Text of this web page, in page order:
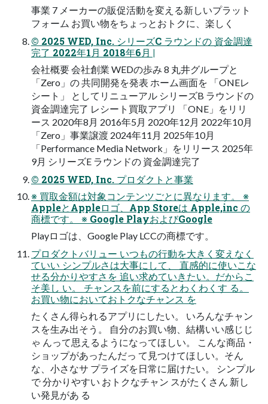
事業 7 メーカーの販促活動を変える新しいプラット
フォーム お買い物をちょっとおトクに、楽しく
© 2025 WED, Inc. シリーズC ラウンドの 資金調達
完了 2022年1月 2018年6月 |
会社概要 会社創業 WEDの歩み 8 丸井グループと
「Zero」の 共同開発を発表 ホーム画面を 「ONEレ
シート」 としてリニューアル シリーズB ラウンドの
資金調達完了 レシート買取アプリ 「ONE」をリリ
ース 2020年8月 2016年5月 2020年12月 2022年10月
「Zero」事業譲渡 2024年11月 2025年10月
「Performance Media Network」をリリース 2025年
9月 シリーズE ラウンドの 資金調達完了
© 2025 WED, Inc. プロダクトと事業
※ 買取金額は対象コンテンツごとに異なります。 ※
AppleとAppleロゴ、App Storeは Apple,inc の
商標です。 ※ Google PlayおよびGoogle
Playロゴは、Google Play LCCの商標です。
プロダクトバリュー いつもの行動を大きく変えなく
ていい シンプルさは大事にして、 直感的に使いこな
せる分かりやすさを 追い求めていきたい。だからこ
そ美し い。 チャンスを前にするとわくわくす る。
お買い物においておトクなチャンス を
たくさん得られるアプリにしたい。 いろんなチャン
スを生み出そう。 自分のお買い物、結構いい感じじ
ゃ んって思えるようになってほしい。 こんな商品・
ショップがあったんだっ て見つけてほしい。そん
な、小さなサ プライズを日常に届けたい。 シンプル
で 分かりやすい おトクなチャン スがたくさん 新し
い発見があ る